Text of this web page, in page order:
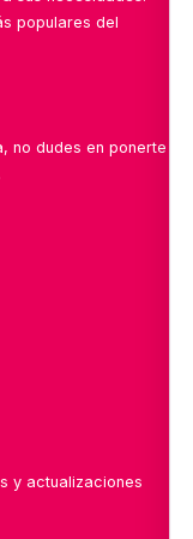
populares del
no dudes en ponerte
y actualizaciones